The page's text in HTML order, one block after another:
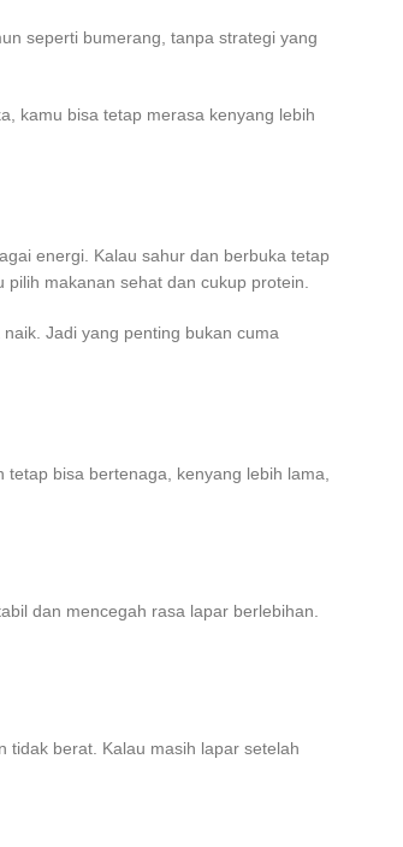
seperti bumerang, tanpa strategi yang
kamu bisa tetap merasa kenyang lebih
energi. Kalau sahur dan berbuka tetap
makanan sehat dan cukup protein.
Jadi yang penting bukan cuma
bisa bertenaga, kenyang lebih lama,
dan mencegah rasa lapar berlebihan.
tidak berat. Kalau masih lapar setelah